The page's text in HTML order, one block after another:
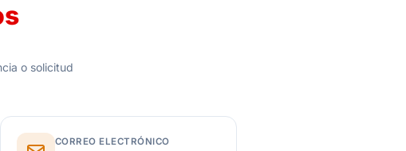
o solicitud
CORREO ELECTRÓNICO